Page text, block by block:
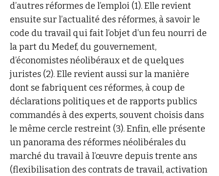
d’autres réformes de l’emploi (1). Elle revient
ensuite sur l’actualité des réformes, à savoir le
code du travail qui fait l’objet d’un feu nourri de
la part du Medef, du gouvernement,
d’économistes néolibéraux et de quelques
juristes (2). Elle revient aussi sur la manière
dont se fabriquent ces réformes, à coup de
déclarations politiques et de rapports publics
commandés à des experts, souvent choisis dans
le même cercle restreint (3). Enfin, elle présente
un panorama des réformes néolibérales du
marché du travail à l’œuvre depuis trente ans
(flexibilisation des contrats de travail, activation